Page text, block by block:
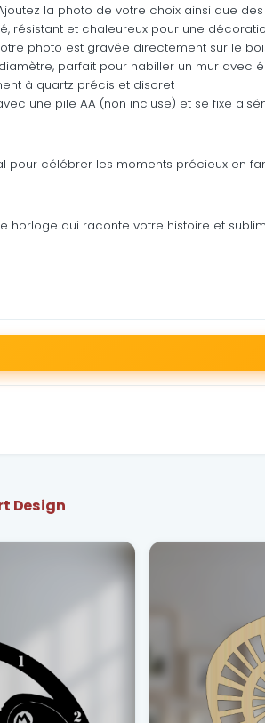
la photo de votre choix ainsi que
résistant et chaleureux pour une
photo est gravée directement sur le
parfait pour habiller un mur avec
à quartz précis et discret
une pile AA (non incluse) et se fixe
pour célébrer les moments précieux en
horloge qui raconte votre histoire et
Design